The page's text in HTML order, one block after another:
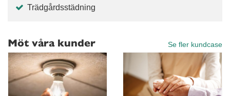
Trädgårdsstädning
Möt våra kunder Se fler kundcase